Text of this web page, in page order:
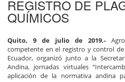
REGISTRO DE
QUÍMICOS
Quito, 9 de julio de 2019.-
competente en el registro y control
Ecuador, organizó junto a la
Andina, jornadas virtuales
aplicación de la normativa andina